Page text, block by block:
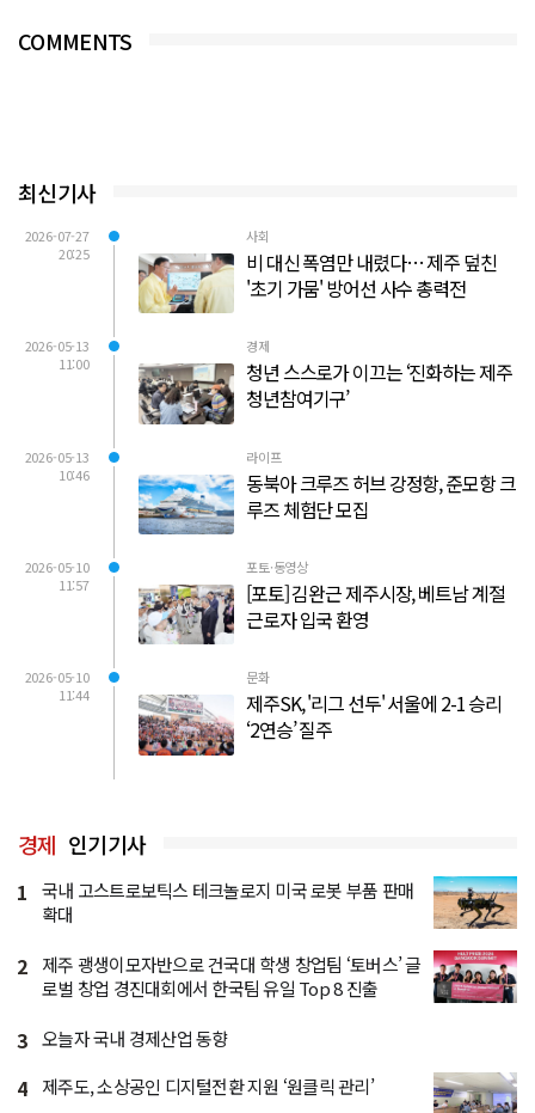
COMMENTS
최신기사
2026-07-27
20:25
사회
비 대신 폭염만 내렸다… 제주 덮친
'초기 가뭄' 방어선 사수 총력전
2026-05-13
11:00
경제
청년 스스로가 이끄는 ‘진화하는 제주
청년참여기구’
2026-05-13
10:46
라이프
동북아 크루즈 허브 강정항, 준모항 크
루즈 체험단 모집
2026-05-10
11:57
포토·동영상
[포토] 김완근 제주시장, 베트남 계절
근로자 입국 환영
2026-05-10
11:44
문화
제주SK, '리그 선두' 서울에 2-1 승리
‘2연승’ 질주
경제 인기기사
1
국내 고스트로보틱스 테크놀로지 미국 로봇 부품 판매
확대
2
제주 괭생이모자반으로 건국대 학생 창업팀 ‘토버스’ 글
로벌 창업 경진대회에서 한국팀 유일 Top 8 진출
3 오늘자 국내 경제산업 동향
4 제주도, 소상공인 디지털전환 지원 ‘원클릭 관리’